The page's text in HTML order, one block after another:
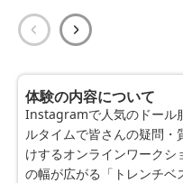
体験の内容について
Instagramで人気のドール
ルタイムで皆さんの疑問
けするオンラインワークシ
の幅が広がる「トレンチベ